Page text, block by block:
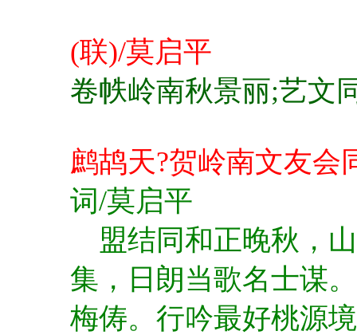
(联)/莫启平
卷帙岭南秋景丽;艺文
鹧鸪天?贺岭南文友会
词/莫启平
盟结同和正晚秋，
集，日朗当歌名士
梅俦。 行吟最好桃源